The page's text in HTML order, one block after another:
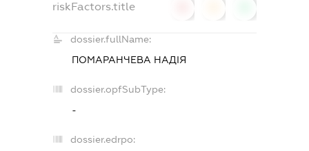
riskFactors.title
dossier.fullName:
ПОМАРАНЧЕВА НАДІЯ
dossier.opfSubType:
-
dossier.edrpo: